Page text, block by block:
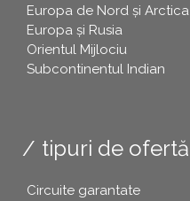
Europa de Nord și Arctica
Europa și Rusia
Orientul Mijlociu
Subcontinentul Indian
tipuri de ofertă
Circuite garantate